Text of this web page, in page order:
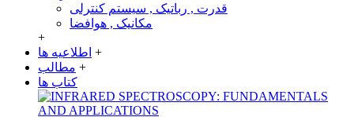
قدرت , رباتیک , سیستم کنترلی
مکانیک , هوافضا
+
اطلاعیه ها +
مطالب +
کتاب ها